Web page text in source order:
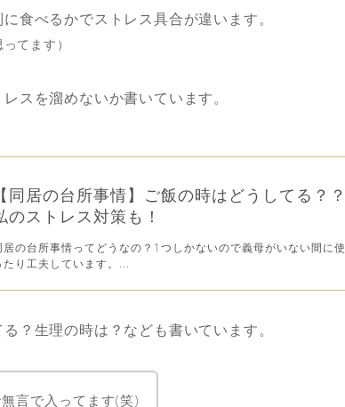
食べるかでストレス具合が違います。
てます）
スを溜めないか書いています。
【同居の台所事情】ご飯の時はどうしてる？？
のストレス対策も！
居の台所事情ってどうなの？1つしかないので義母がいない間に使
たり工夫しています。...
？生理の時は？なども書いています。
言で入ってます(笑)